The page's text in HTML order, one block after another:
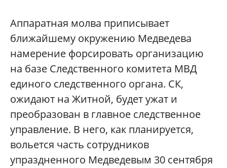
Аппаратная молва приписывает
ближайшему окружению Медведева
намерение форсировать организацию
на базе Следственного комитета МВД
единого следственного органа. СК,
ожидают на Житной, будет ужат и
преобразован в главное следственное
управление. В него, как планируется,
вольется часть сотрудников
упраздненного Медведевым 30 сентября